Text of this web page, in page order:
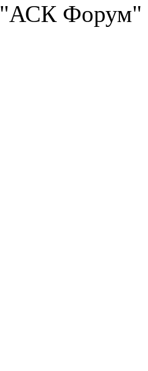
"АСК Форум"